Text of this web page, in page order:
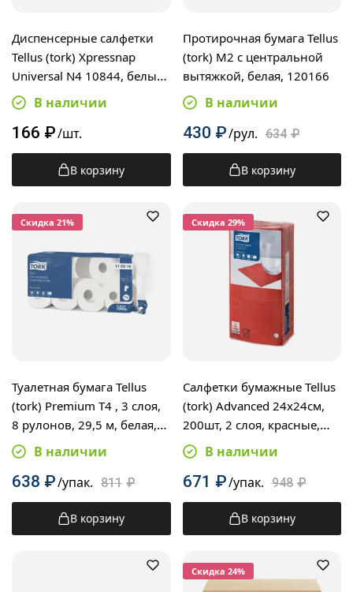
Диспенсерные салфетки
Tellus (tork) Xpressnap
Universal N4 10844, белые,
комплект 20шт, 200шт/уп
В наличии
166 ₽/шт.
В корзину
Протирочная бумага Tellus
(tork) M2 с центральной
вытяжкой, белая, 120166
В наличии
634 ₽
430 ₽/рул.
В корзину
Cкидка 21%
Туалетная бумага Tellus
(tork) Premium T4 , 3 слоя,
8 рулонов, 29,5 м, белая,
110316В наличии
811 ₽
638 ₽/упак.
В корзину
Cкидка 29%
Салфетки бумажные Tellus
(tork) Advanced 24х24см,
200шт, 2 слоя, красные,
477826В наличии
948 ₽
671 ₽/упак.
В корзину
Cкидка 24%